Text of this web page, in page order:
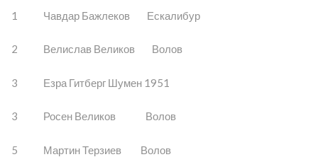
1 Чавдар Бажлеков Ескалибур
2 Велислав Великов Волов
3 Езра Гитберг Шумен 1951
3 Росен Великов Волов
5 Мартин Терзиев Волов